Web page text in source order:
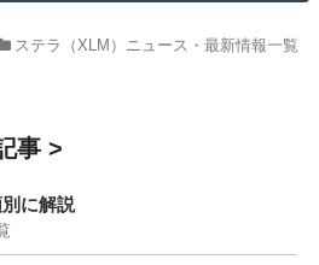
ステラ（XLM）ニュース・最新情報一覧
事
に解説